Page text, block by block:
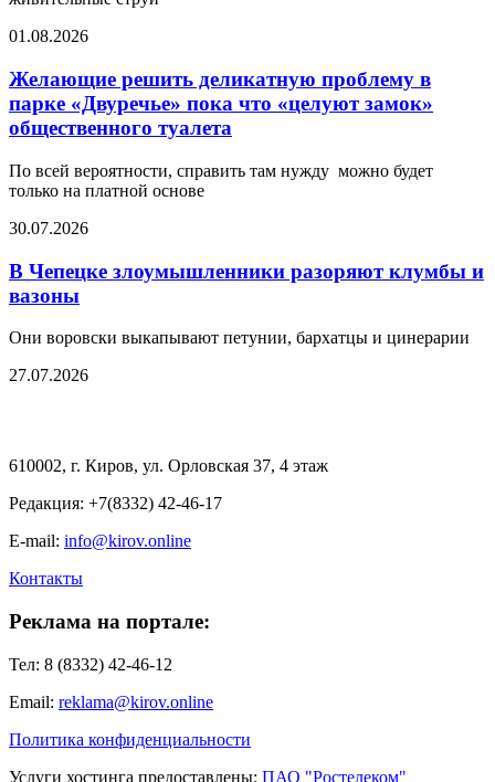
01.08.2026
Желающие решить деликатную проблему в
парке «Двуречье» пока что «целуют замок»
общественного туалета
По всей вероятности, справить там нужду можно будет
только на платной основе
30.07.2026
В Чепецке злоумышленники разоряют клумбы и
вазоны
Они воровски выкапывают петунии, бархатцы и цинерарии
27.07.2026
610002, г. Киров, ул. Орловская 37, 4 этаж
Редакция: +7(8332) 42-46-17
E-mail: info@kirov.online
Контакты
Реклама на портале:
Тел: 8 (8332) 42-46-12
Email: reklama@kirov.online
Политика конфиденциальности
Услуги хостинга предоставлены: ПАО "Ростелеком"